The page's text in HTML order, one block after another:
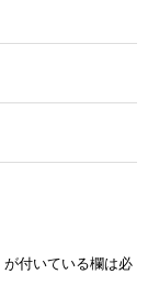
が付いている欄は必